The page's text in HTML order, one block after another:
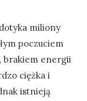
miliony
poczuciem
brakiem energii
ciężka i
istnieją